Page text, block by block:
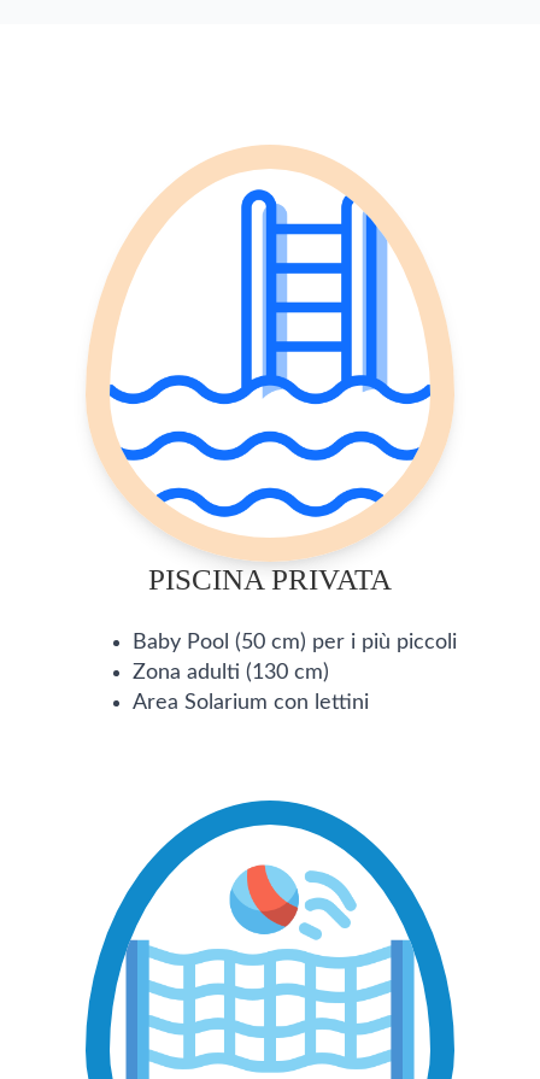
PISCINA PRIVATA
Baby Pool (50 cm) per i più piccoli
Zona adulti (130 cm)
Area Solarium con lettini